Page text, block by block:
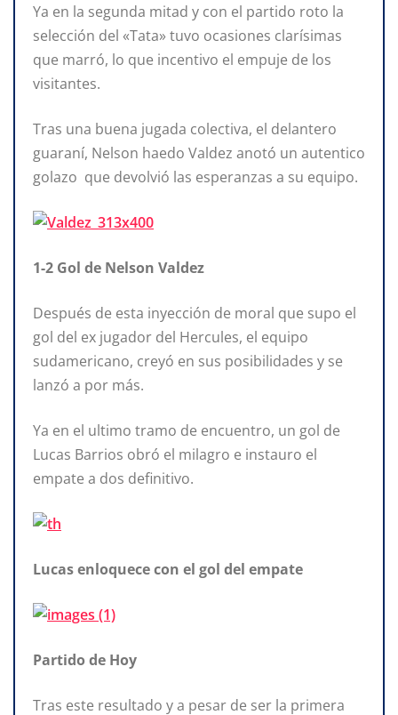
Ya en la segunda mitad y con el partido roto la
selección del «Tata» tuvo ocasiones clarísimas
que marró, lo que incentivo el empuje de los
visitantes.
Tras una buena jugada colectiva, el delantero
guaraní, Nelson haedo Valdez anotó un autentico
golazo que devolvió las esperanzas a su equipo.
1-2 Gol de Nelson Valdez
Después de esta inyección de moral que supo el
gol del ex jugador del Hercules, el equipo
sudamericano, creyó en sus posibilidades y se
lanzó a por más.
Ya en el ultimo tramo de encuentro, un gol de
Lucas Barrios obró el milagro e instauro el
empate a dos definitivo.
Lucas enloquece con el gol del empate
Partido de Hoy
Tras este resultado y a pesar de ser la primera